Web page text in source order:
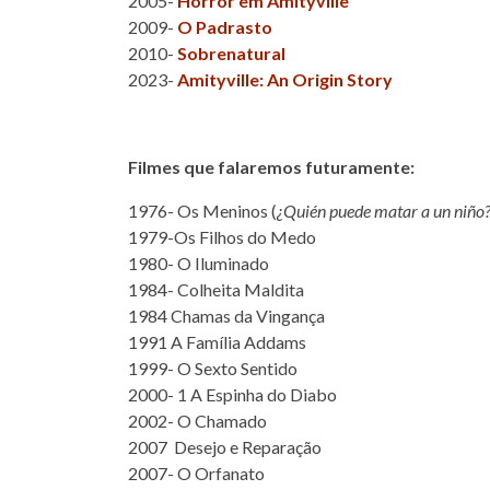
2009- O Padrasto
2010- Sobrenatural
2023- Amityville: An Origin Story
Filmes que falaremos futuramente:
1976- Os Meninos (¿Quién puede matar a un niño?
1979-Os Filhos do Medo
1980- O Iluminado
1984- Colheita Maldita
1984 Chamas da Vingança
1991 A Família Addams
1999- O Sexto Sentido
2000- 1 A Espinha do Diabo
2002- O Chamado
2007 Desejo e Reparação
2007- O Orfanato